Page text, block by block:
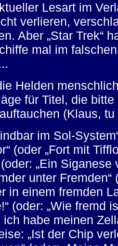
Lesart im
verlieren,
Aber „Star Trek“
mal im
Helden
für Titel, die
(Klaus, tu
im Sol-
(oder „Fort mit
„Ein Siganese
unter Fremden“
in einem fremden
(oder: „Wie fremd
ich habe meinen
„Ist der Chip